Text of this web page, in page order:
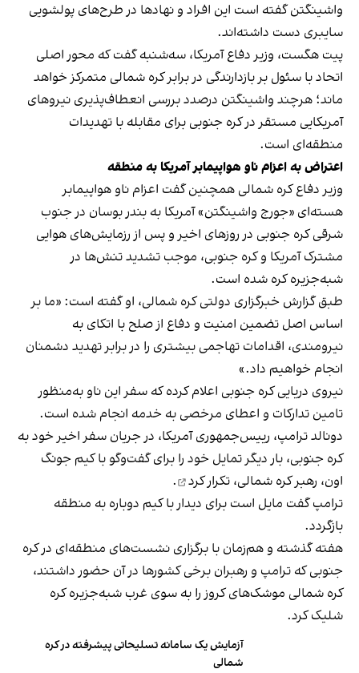
واشینگتن گفته است این افراد و نهادها در طرح‌های پولشویی
سایبری دست داشته‌اند.
پیت هگست، وزیر دفاع آمریکا، سه‌شنبه گفت که محور اصلی
اتحاد با سئول بر بازدارندگی در برابر کره شمالی متمرکز خواهد
ماند؛ هرچند واشینگتن درصدد بررسی انعطاف‌پذیری نیروهای
آمریکایی مستقر در کره جنوبی برای مقابله با تهدیدات
منطقه‌ای است.
اعتراض به اعزام ناو هواپیمابر آمریکا به منطقه
وزیر دفاع کره شمالی همچنین گفت اعزام ناو هواپیمابر
هسته‌ای «جورج واشینگتن» آمریکا به بندر بوسان در جنوب
شرقی کره جنوبی در روزهای اخیر و پس از رزمایش‌های هوایی
مشترک آمریکا و کره جنوبی، موجب تشدید تنش‌ها در
شبه‌جزیره کره شده است.
طبق گزارش خبرگزاری دولتی کره شمالی، او گفته است: «ما بر
اساس اصل تضمین امنیت و دفاع از صلح با اتکای به
نیرومندی، اقدامات تهاجمی بیشتری را در برابر تهدید دشمنان
انجام خواهیم داد.»
نیروی دریایی کره جنوبی اعلام کرده که سفر این ناو به‌منظور
تامین تدارکات و اعطای مرخصی به خدمه انجام شده است.
دونالد ترامپ، رییس‌جمهوری آمریکا، در جریان سفر اخیر خود به
کره جنوبی، بار دیگر تمایل خود را برای گفت‌وگو با کیم جونگ
اون، رهبر کره شمالی، تکرار کرد
.
ترامپ گفت مایل است برای دیدار با کیم دوباره به منطقه
بازگردد.
هفته‌ گذشته و هم‌زمان با برگزاری نشست‌های منطقه‌ای در کره
جنوبی که ترامپ و رهبران برخی کشورها در آن حضور داشتند،
کره شمالی موشک‌های کروز را به سوی غرب شبه‌جزیره‌ کره
شلیک کرد.
آزمایش یک سامانه تسلیحاتی پیشرفته در کره
شمالی